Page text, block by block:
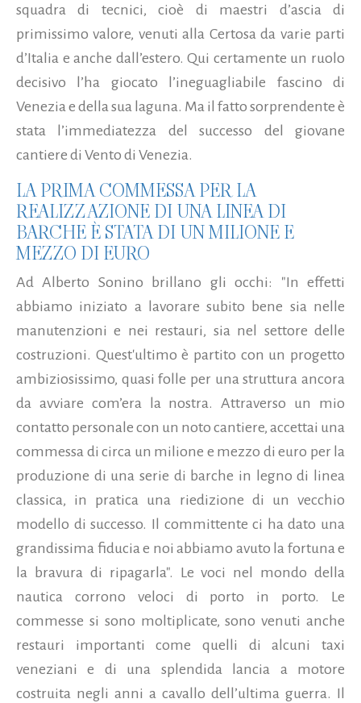
squadra di tecnici, cioè di maestri d’ascia di
primissimo valore, venuti alla Certosa da varie parti
d’Italia e anche dall’estero. Qui certamente un ruolo
decisivo l’ha giocato l’ineguagliabile fascino di
Venezia e della sua laguna. Ma il fatto sorprendente è
stata l’immediatezza del successo del giovane
cantiere di Vento di Venezia.
LA PRIMA COMMESSA PER LA
REALIZZAZIONE DI UNA LINEA DI
BARCHE È STATA DI UN MILIONE E
MEZZO DI EURO
Ad Alberto Sonino brillano gli occhi: "In effetti
abbiamo iniziato a lavorare subito bene sia nelle
manutenzioni e nei restauri, sia nel settore delle
costruzioni. Quest'ultimo è partito con un progetto
ambiziosissimo, quasi folle per una struttura ancora
da avviare com’era la nostra. Attraverso un mio
contatto personale con un noto cantiere, accettai una
commessa di circa un milione e mezzo di euro per la
produzione di una serie di barche in legno di linea
classica, in pratica una riedizione di un vecchio
modello di successo. Il committente ci ha dato una
grandissima fiducia e noi abbiamo avuto la fortuna e
la bravura di ripagarla". Le voci nel mondo della
nautica corrono veloci di porto in porto. Le
commesse si sono moltiplicate, sono venuti anche
restauri importanti come quelli di alcuni taxi
veneziani e di una splendida lancia a motore
costruita negli anni a cavallo dell’ultima guerra. Il